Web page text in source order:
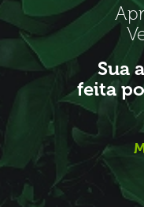
Sua
feita